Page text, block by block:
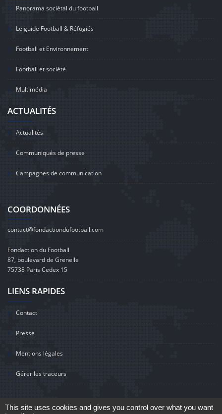
Panorama sociétal du football
Le guide Football & Réfugiés
Football et Environnement
Football et société
Multimédia
ACTUALITÉS
Actualités
Communiqués de presse
Campagnes de communication
COORDONNÉES
contact@fondactiondufootball.com
Fondaction du Football
87, boulevard de Grenelle
75738 Paris Cedex 15
LIENS RAPIDES
Contact
Presse
Mentions légales
Gérer les traceurs
This site uses cookies and gives you control over what you want